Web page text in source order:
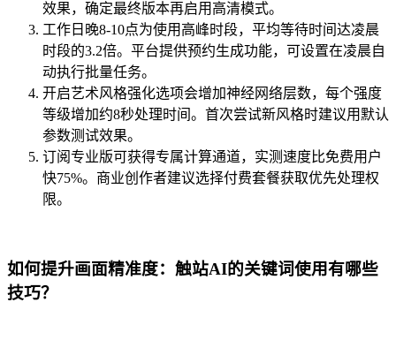
效果，确定最终版本再启用高清模式。
工作日晚8-10点为使用高峰时段，平均等待时间达凌晨
时段的3.2倍。平台提供预约生成功能，可设置在凌晨自
动执行批量任务。
开启艺术风格强化选项会增加神经网络层数，每个强度
等级增加约8秒处理时间。首次尝试新风格时建议用默认
参数测试效果。
订阅专业版可获得专属计算通道，实测速度比免费用户
快75%。商业创作者建议选择付费套餐获取优先处理权
限。
如何提升画面精准度：触站AI的关键词使用有哪些
技巧？